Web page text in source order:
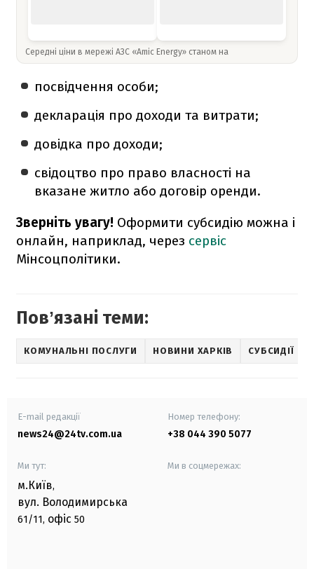
Середні ціни в мережі АЗС «Amic Energy» станом на
посвідчення особи;
декларація про доходи та витрати;
довідка про доходи;
свідоцтво про право власності на
вказане житло або договір оренди.
Зверніть увагу! Оформити субсидію можна і
онлайн, наприклад, через сервіс
Мінсоцполітики.
Повʼязані теми:
КОМУНАЛЬНІ ПОСЛУГИ НОВИНИ ХАРКІВ СУБСИДІЇ
E-mail редакції
news24@24tv.com.ua
Номер телефону:
+38 044 390 5077
Ми тут:
м.Київ,
вул. Володимирська
61/11, офіс 50
Ми в соцмережах: